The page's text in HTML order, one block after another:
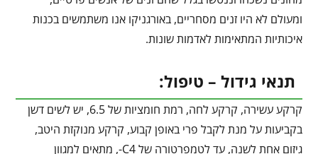
ומעולם לא היו זנים מסחריים, באורגניקו אנו משתמשים בכנות
איכותיות המתאימות לאדמות שונות.
תנאי גידול – טיפול:
קרקע עשירה, קרקע לחה, רמת חומציות של 6.5, יש לשים דשן
בקביעות על מנת לקבל פרי באופן קבוע, קרקע מנוקזת היטב,
גיזום אחת לשנה, עד לטמפרטורה של C4-, מתאים למגוון